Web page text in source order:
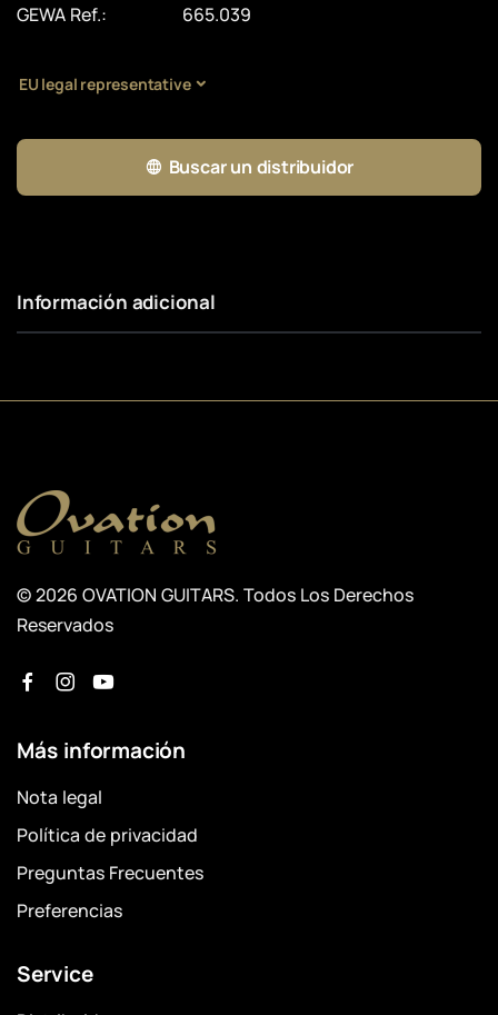
GEWA Ref.:
665.039
EU legal representative
Buscar un distribuidor
Información adicional
© 2026 OVATION GUITARS. Todos Los Derechos
Reservados
Más información
Nota legal
Política de privacidad
Preguntas Frecuentes
Preferencias
Service